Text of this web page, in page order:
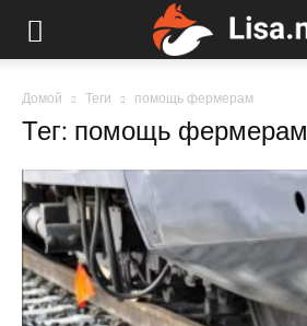
Домой Теги помощь фермерам
Тег: помощь фермерам